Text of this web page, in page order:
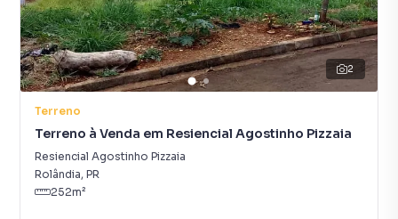
2
Terreno
Terreno à Venda em Resiencial Agostinho Pizzaia
Resiencial Agostinho Pizzaia
Rolândia, PR
252m²